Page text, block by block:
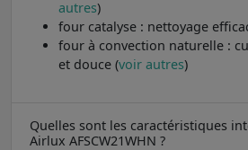
autres)
four catalyse : nettoyage
four à convection naturelle :
et douce (voir autres)
Quelles sont les caractéristiques
Airlux AFSCW21WHN ?